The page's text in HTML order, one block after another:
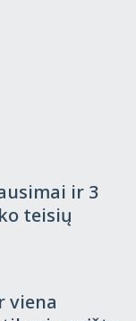
ir 3
teisių
viena